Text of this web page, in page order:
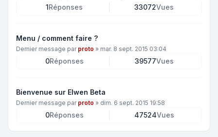
1Réponses 33072Vues
Menu / comment faire ?
Dernier message par proto » mar. 8 sept. 2015 03:04
0Réponses 39577Vues
Bienvenue sur Elwen Beta
Dernier message par proto » dim. 6 sept. 2015 19:58
0Réponses 47524Vues